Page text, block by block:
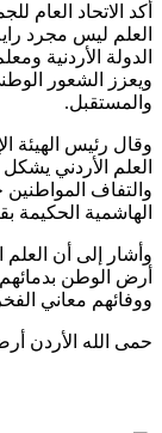
أكد الاتحاد العام
العلم ليس مجرد
الدولة الأردنية
ويعزز الشعور
والمستقبل.
وقال رئيس الهيئة
العلم الأردني
والتفاف
الهاشمية الحكيمة
وأشار إلى أن
أرض الوطن بدمائهم
ووفائهم معاني
حمى الله الأردن